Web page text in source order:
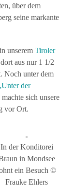
über dem
seine markante
unserem Tiroler
aus nur 1 1/2
Noch unter dem
der
machte sich unsere
vor Ort.
In der Konditorei
in Mondsee
ein Besuch ©
Frauke Ehlers